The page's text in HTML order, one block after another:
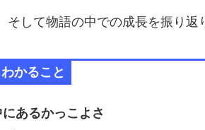
そして物語の中での成長を振り返
かること
あるかっこよさ